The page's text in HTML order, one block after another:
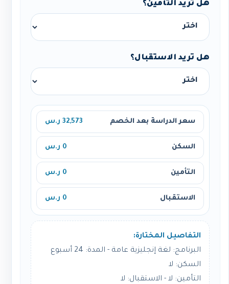
هل تريد التأمين؟
هل تريد الاستقبال؟
سعر الدراسة بعد الخصم 32,573 ر.س
السكن 0 ر.س
التأمين 0 ر.س
الاستقبال 0 ر.س
التفاصيل المختارة:
البرنامج: لغة إنجليزية عامة - المدة: 24 أسبوع
السكن: لا
التأمين: لا - الاستقبال: لا